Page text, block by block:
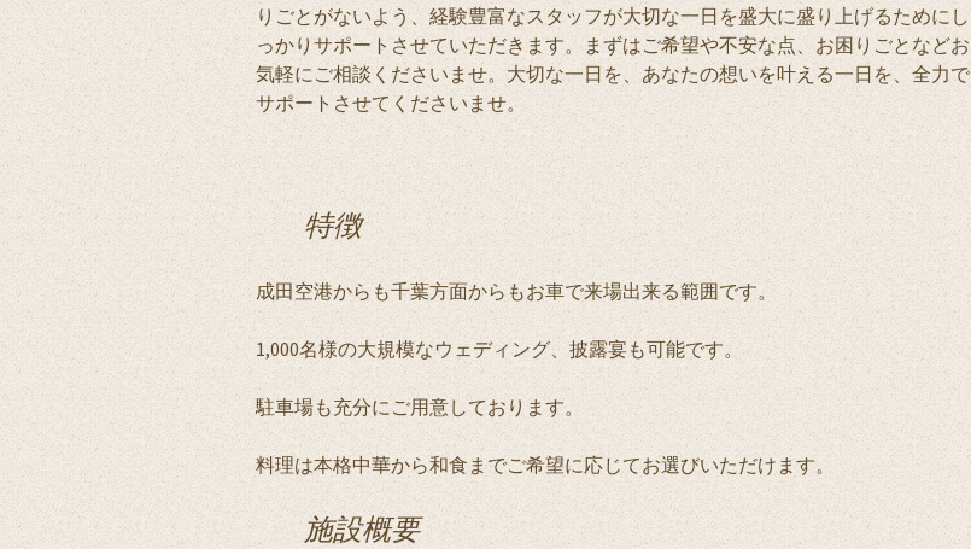
りごとがないよう、経験豊富なスタッフが大切な一日を盛大に盛り上げるためにし
っかりサポートさせていただきます。まずはご希望や不安な点、お困りごとなどお
気軽にご相談くださいませ。大切な一日を、あなたの想いを叶える一日を、全力で
サポートさせてくださいませ。
特徴
成田空港からも千葉方面からもお車で来場出来る範囲です。
1,000名様の大規模なウェディング、披露宴も可能です。
駐車場も充分にご用意しております。
料理は本格中華から和食までご希望に応じてお選びいただけます。
施設概要